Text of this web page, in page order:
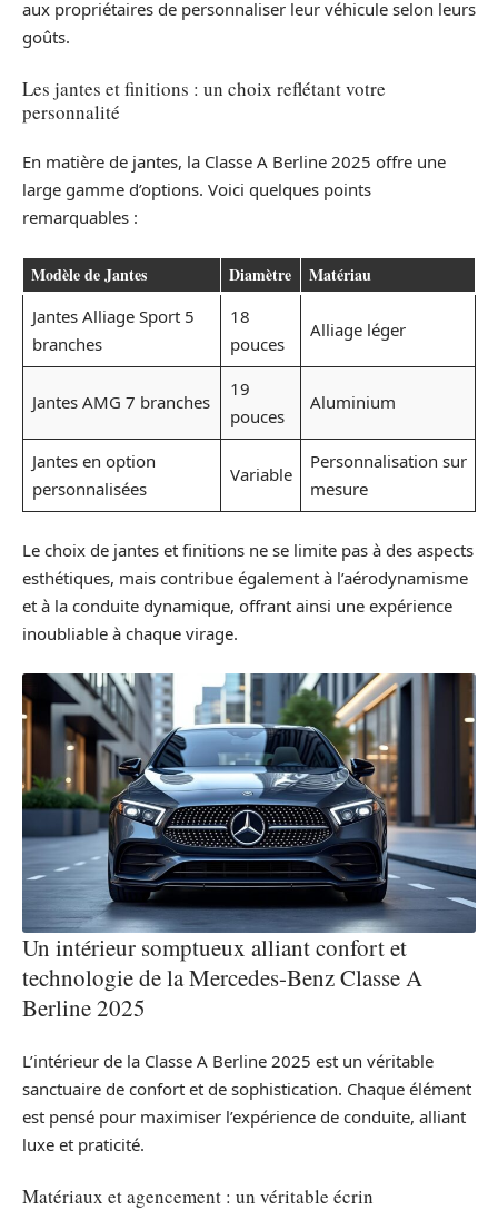
aux propriétaires de personnaliser leur véhicule selon leurs
goûts.
Les jantes et finitions : un choix reflétant votre
personnalité
En matière de jantes, la Classe A Berline 2025 offre une
large gamme d’options. Voici quelques points
remarquables :
Modèle de Jantes Diamètre Matériau
Jantes Alliage Sport 5
branches
18
pouces
Alliage léger
Jantes AMG 7 branches
19
pouces
Aluminium
Jantes en option
personnalisées
Variable
Personnalisation sur
mesure
Le choix de jantes et finitions ne se limite pas à des aspects
esthétiques, mais contribue également à l’aérodynamisme
et à la conduite dynamique, offrant ainsi une expérience
inoubliable à chaque virage.
Un intérieur somptueux alliant confort et
technologie de la Mercedes-Benz Classe A
Berline 2025
L’intérieur de la Classe A Berline 2025 est un véritable
sanctuaire de confort et de sophistication. Chaque élément
est pensé pour maximiser l’expérience de conduite, alliant
luxe et praticité.
Matériaux et agencement : un véritable écrin